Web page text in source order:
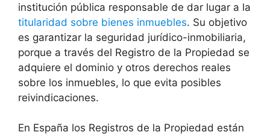
institución pública responsable de dar lugar a la
titularidad sobre bienes inmuebles. Su objetivo
es garantizar la seguridad jurídico-inmobiliaria,
porque a través del Registro de la Propiedad se
adquiere el dominio y otros derechos reales
sobre los inmuebles, lo que evita posibles
reivindicaciones.
En España los Registros de la Propiedad están